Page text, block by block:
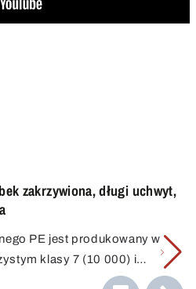
zakrzywiona, długi uchwyt,
PE jest produkowany w
klasy 7 (10 000) i
jednorazowego użytku.
odpowiednie